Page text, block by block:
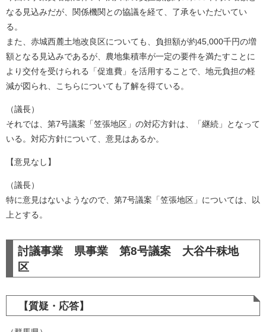
なる見込みだが、関係機関との協議を経て、了承をいただいてい
る。
また、赤城西麓土地改良区についても、負担額が約45,000千円の増
額となる見込みであるが、農地集積率が一定の要件を満たすことに
より交付を受けられる「促進費」を活用することで、地元負担の軽
減が図られ、こちらについても了解を得ている。
（議長）
それでは、第7号議案「笠張地区」の対応方針は、「継続」となって
いる。対応方針について、意見はあるか。
【意見なし】
（議長）
特に意見はないようなので、第7号議案「笠張地区」については、以
上とする。​
討議事業 県事業 第8号議案 大谷牛秣地
区
【質疑・応答】